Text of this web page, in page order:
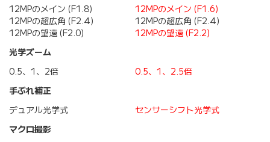
12MPのメイン (F1.8)
12MPの超広角 (F2.4)
12MPの望遠 (F2.0)
12MPのメイン (F1.6)
12MPの超広角 (F2.4)
12MPの望遠 (F2.2)
光学ズーム
0.5、1、2倍
0.5、1、2.5倍
手ぶれ補正
デュアル光学式
センサーシフト光学式
マクロ撮影